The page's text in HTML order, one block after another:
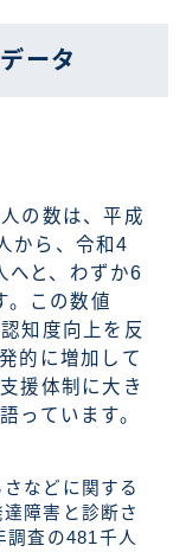
ータ
の数は、平成
から、令和4
へと、わずか6
。この数値
知度向上を反
的に増加して
援体制に大き
っています。
などに関する
障害と診断さ
調査の481千人